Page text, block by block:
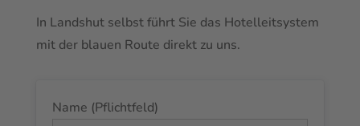
In Landshut selbst führt Sie das Hotelleitsystem
mit der blauen Route direkt zu uns.
Name (Pflichtfeld)